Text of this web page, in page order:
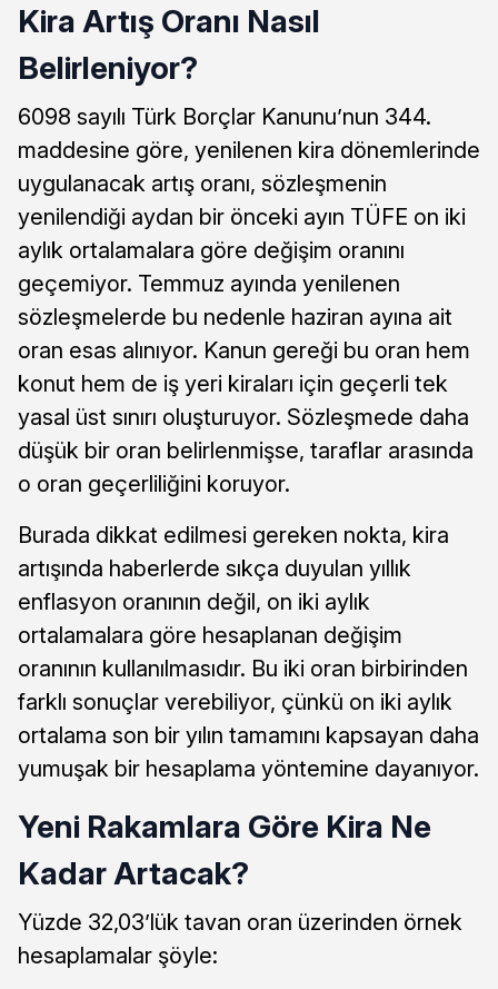
Kira Artış Oranı Nasıl
Belirleniyor?
6098 sayılı Türk Borçlar Kanunu’nun 344.
maddesine göre, yenilenen kira dönemlerinde
uygulanacak artış oranı, sözleşmenin
yenilendiği aydan bir önceki ayın TÜFE on iki
aylık ortalamalara göre değişim oranını
geçemiyor. Temmuz ayında yenilenen
sözleşmelerde bu nedenle haziran ayına ait
oran esas alınıyor. Kanun gereği bu oran hem
konut hem de iş yeri kiraları için geçerli tek
yasal üst sınırı oluşturuyor. Sözleşmede daha
düşük bir oran belirlenmişse, taraflar arasında
o oran geçerliliğini koruyor.
Burada dikkat edilmesi gereken nokta, kira
artışında haberlerde sıkça duyulan yıllık
enflasyon oranının değil, on iki aylık
ortalamalara göre hesaplanan değişim
oranının kullanılmasıdır. Bu iki oran birbirinden
farklı sonuçlar verebiliyor, çünkü on iki aylık
ortalama son bir yılın tamamını kapsayan daha
yumuşak bir hesaplama yöntemine dayanıyor.
Yeni Rakamlara Göre Kira Ne
Kadar Artacak?
Yüzde 32,03’lük tavan oran üzerinden örnek
hesaplamalar şöyle: